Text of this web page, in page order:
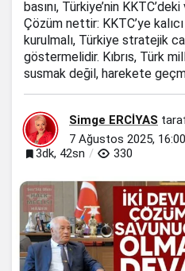
basını, Türkiye’nin
Çözüm nettir: KKTC’ye
kurulmalı, Türkiye stratejik
göstermelidir. Kıbrıs, Türk
susmak değil, harekete
Simge ERCİYAS
7 Ağustos 2025, 16:00
3dk, 42sn
330